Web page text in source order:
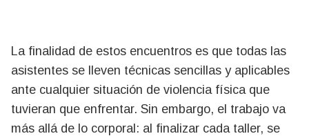
La finalidad de estos encuentros es que todas las
asistentes se lleven técnicas sencillas y aplicables
ante cualquier situación de violencia física que
tuvieran que enfrentar. Sin embargo, el trabajo va
más allá de lo corporal: al finalizar cada taller, se